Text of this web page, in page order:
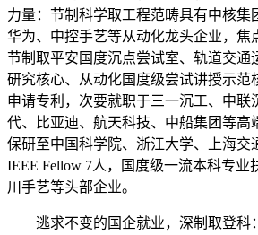
力量：节制科学取工程范畴具有中核集
华为、中控手艺等从动化龙头企业，焦
节制取平安国度沉点尝试室、轨道交通
研究核心、从动化国度级尝试讲授示范
申请专利，次要就职于三一沉工、中联
代、比亚迪、航天科技、中船集团等高
保研至中国科学院、浙江大学、上海交
IEEE Fellow 7人，国度级一流本科专业
川手艺等头部企业。
逃求不变的国企就业，深制取登科